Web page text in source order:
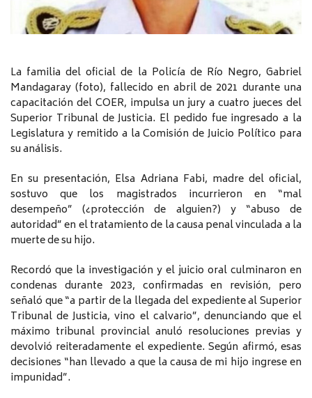
La familia del oficial de la Policía de Río Negro, Gabriel
Mandagaray (foto), fallecido en abril de 2021 durante una
capacitación del COER, impulsa un jury a cuatro jueces del
Superior Tribunal de Justicia. El pedido fue ingresado a la
Legislatura y remitido a la Comisión de Juicio Político para
su análisis.
En su presentación, Elsa Adriana Fabi, madre del oficial,
sostuvo que los magistrados incurrieron en “mal
desempeño” (¿protección de alguien?) y “abuso de
autoridad” en el tratamiento de la causa penal vinculada a la
muerte de su hijo.
Recordó que la investigación y el juicio oral culminaron en
condenas durante 2023, confirmadas en revisión, pero
señaló que “a partir de la llegada del expediente al Superior
Tribunal de Justicia, vino el calvario”, denunciando que el
máximo tribunal provincial anuló resoluciones previas y
devolvió reiteradamente el expediente. Según afirmó, esas
decisiones “han llevado a que la causa de mi hijo ingrese en
impunidad”.